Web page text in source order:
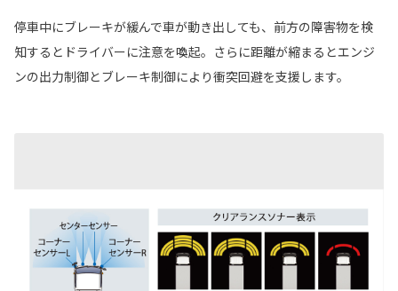
停車中にブレーキが緩んで車が動き出しても、前方の障害物を検
知するとドライバーに注意を喚起。さらに距離が縮まるとエンジ
ンの出力制御とブレーキ制御により衝突回避を支援します。